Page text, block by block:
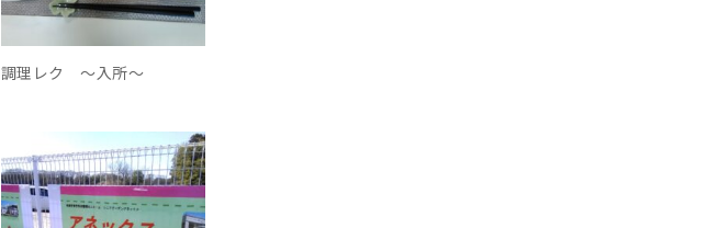
調理レク ～入所～